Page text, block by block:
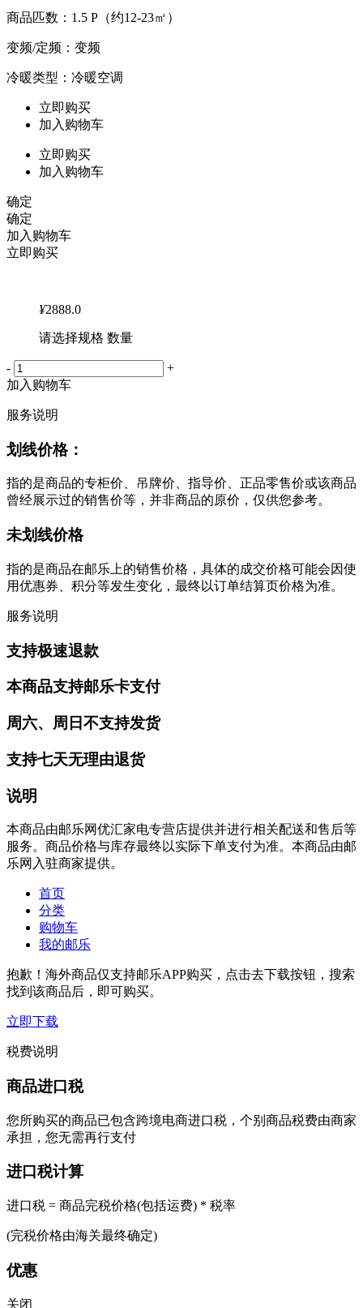
商品匹数：1.5 P（约12-23㎡）
变频/定频：变频
冷暖类型：冷暖空调
立即购买
加入购物车
立即购买
加入购物车
确定
确定
加入购物车
立即购买
¥2888.0
请选择规格 数量
-
+
加入购物车
服务说明
划线价格：
指的是商品的专柜价、吊牌价、指导价、正品零售价或该商品
曾经展示过的销售价等，并非商品的原价，仅供您参考。
未划线价格
指的是商品在邮乐上的销售价格，具体的成交价格可能会因使
用优惠券、积分等发生变化，最终以订单结算页价格为准。
服务说明
支持极速退款
本商品支持邮乐卡支付
周六、周日不支持发货
支持七天无理由退货
说明
本商品由邮乐网优汇家电专营店提供并进行相关配送和售后等
服务。商品价格与库存最终以实际下单支付为准。本商品由邮
乐网入驻商家提供。
首页
分类
购物车
我的邮乐
抱歉！海外商品仅支持邮乐APP购买，点击去下载按钮，搜索
找到该商品后，即可购买。
立即下载
税费说明
商品进口税
您所购买的商品已包含跨境电商进口税，个别商品税费由商家
承担，您无需再行支付
进口税计算
进口税 = 商品完税价格(包括运费) * 税率
(完税价格由海关最终确定)
优惠
关闭